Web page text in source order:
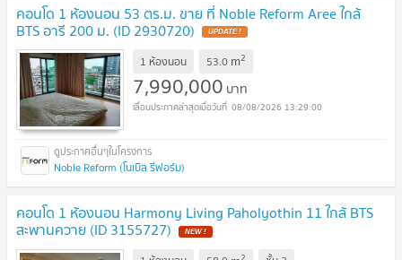
คอนโด 1 ห้องนอน 53 ตร.ม. ขาย ที่ Noble Reform Aree ใกล้
BTS อารี 200 ม. (ID 2930720) UPDATE !
1 ห้องนอน 53.0 m2
7,990,000 บาท
08/08/2026 13:29:00
Noble Reform (โนเบิล รีฟอร์ม)
คอนโด 1 ห้องนอน Harmony Living Paholyothin 11 ใกล้ BTS
สะพานควาย (ID 3155727) NEW !